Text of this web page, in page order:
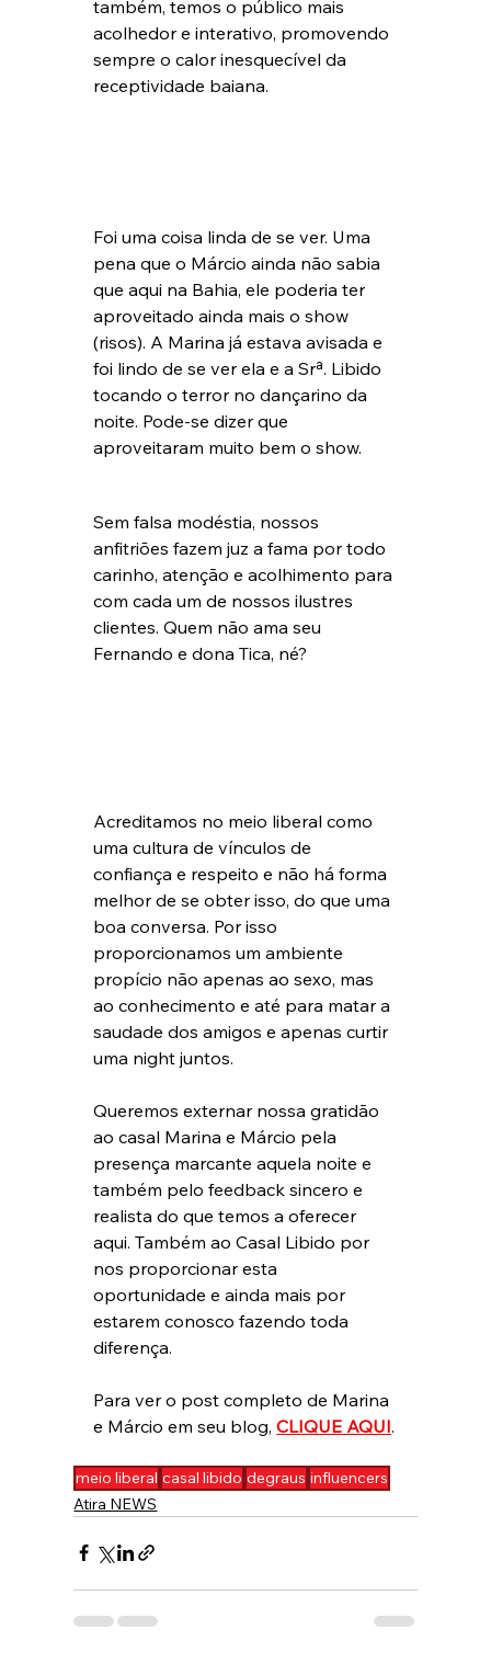
também, temos o público mais
acolhedor e interativo, promovendo
sempre o calor inesquecível da
receptividade baiana.
Foi uma coisa linda de se ver. Uma
pena que o Márcio ainda não sabia
que aqui na Bahia, ele poderia ter
aproveitado ainda mais o show
(risos). A Marina já estava avisada e
foi lindo de se ver ela e a Srª. Libido
tocando o terror no dançarino da
noite. Pode-se dizer que
aproveitaram muito bem o show.
Sem falsa modéstia, nossos
anfitriões fazem juz a fama por todo
carinho, atenção e acolhimento para
com cada um de nossos ilustres
clientes. Quem não ama seu
Fernando e dona Tica, né?
Acreditamos no meio liberal como
uma cultura de vínculos de
confiança e respeito e não há forma
melhor de se obter isso, do que uma
boa conversa. Por isso
proporcionamos um ambiente
propício não apenas ao sexo, mas
ao conhecimento e até para matar a
saudade dos amigos e apenas curtir
uma night juntos.
Queremos externar nossa gratidão
ao casal Marina e Márcio pela
presença marcante aquela noite e
também pelo feedback sincero e
realista do que temos a oferecer
aqui. Também ao Casal Libido por
nos proporcionar esta
oportunidade e ainda mais por
estarem conosco fazendo toda
diferença.
Para ver o post completo de Marina
e Márcio em seu blog, CLIQUE AQUI.
meio liberal casal libido degraus influencers
Atira NEWS